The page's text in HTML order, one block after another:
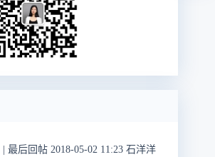
最后回帖 2018-05-02 11:23 石洋洋